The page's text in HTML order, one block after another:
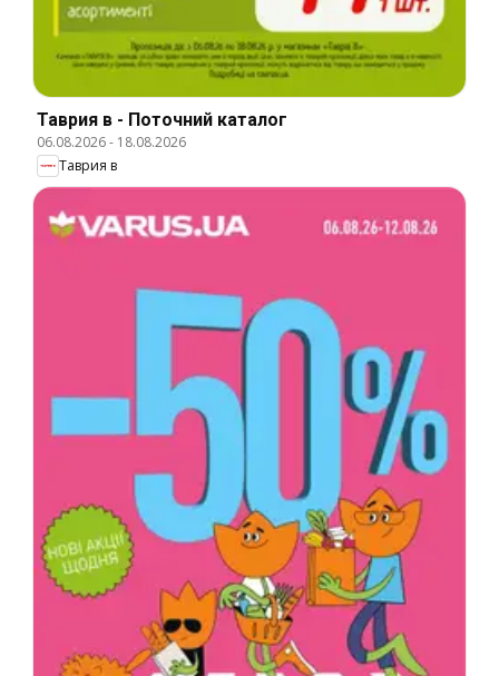
Таврия в - Поточний каталог
06.08.2026- 18.08.2026
Таврия в